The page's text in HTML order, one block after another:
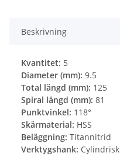
Beskrivning
Kvantitet: 5
Diameter (mm): 9.5
Total längd (mm): 125
Spiral längd (mm): 81
Punktvinkel: 118°
Skärmaterial: HSS
Beläggning: Titannitrid
Verktygshank: Cylindrisk